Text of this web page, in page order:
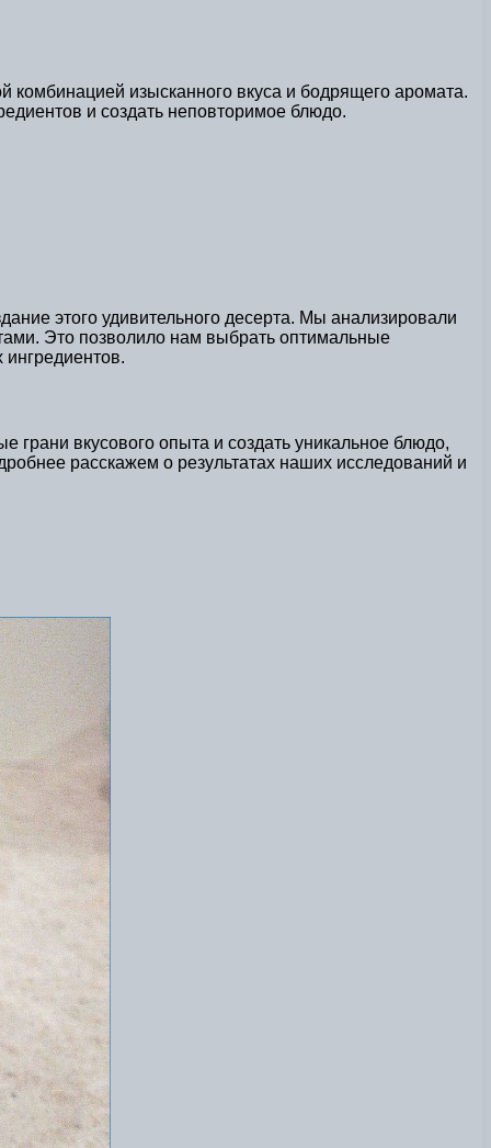
изысканного вкуса и бодрящего аромата.
и создать неповторимое блюдо.
этого удивительного десерта. Мы анализировали
Это позволило нам выбрать оптимальные
ингредиентов.
вкусового опыта и создать уникальное блюдо,
расскажем о результатах наших исследований и